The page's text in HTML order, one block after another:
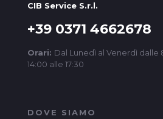
CIB Service S.r.l.
+39 0371 4662678
Orari: Dal Lunedì al Venerdì dalle
14:00 alle 17:30
DOVE SIAMO